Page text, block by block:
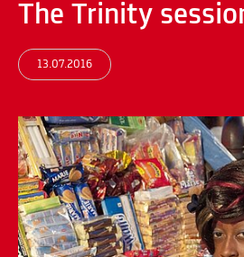
The Trinity
13.07.2016